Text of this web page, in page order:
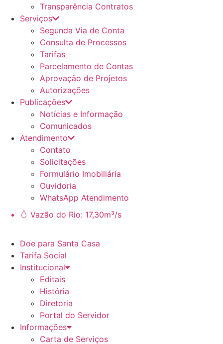
Transparência Contratos
Serviços
Segunda Via de Conta
Consulta de Processos
Tarifas
Parcelamento de Contas
Aprovação de Projetos
Autorizações
Publicações
Notícias e Informação
Comunicados
Atendimento
Contato
Solicitações
Formulário Imobiliária
Ouvidoria
WhatsApp Atendimento
Vazão do Rio: 17,30m³/s
Doe para Santa Casa
Tarifa Social
Institucional
Editais
História
Diretoria
Portal do Servidor
Informações
Carta de Serviços